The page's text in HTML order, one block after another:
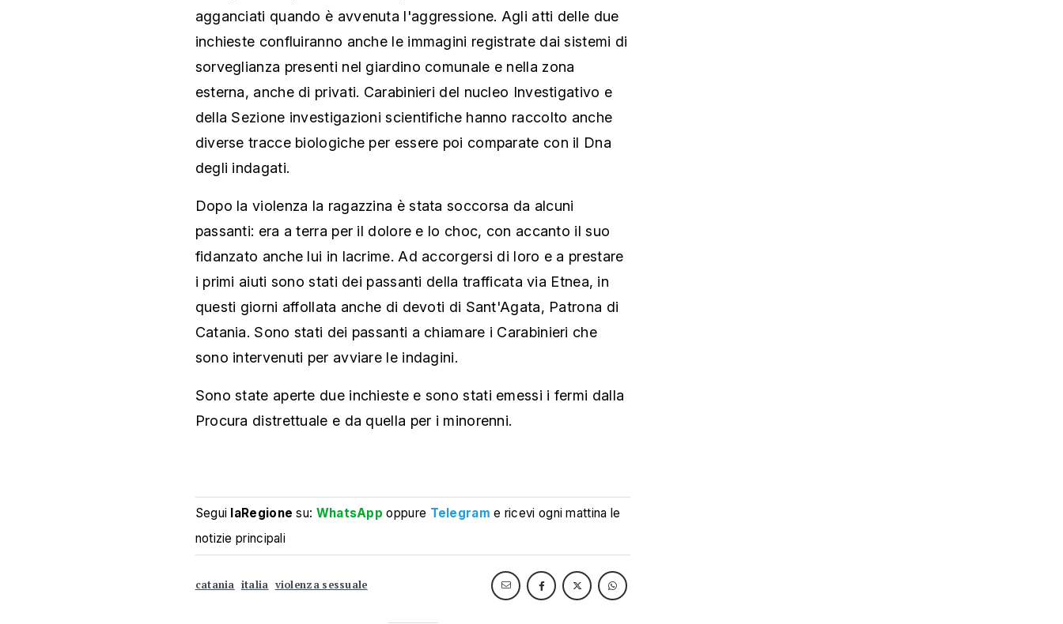
agganciati quando è avvenuta l'aggressione. Agli atti delle due
inchieste confluiranno anche le immagini registrate dai sistemi di
sorveglianza presenti nel giardino comunale e nella zona
esterna, anche di privati. Carabinieri del nucleo Investigativo e
della Sezione investigazioni scientifiche hanno raccolto anche
diverse tracce biologiche per essere poi comparate con il Dna
degli indagati.
Dopo la violenza la ragazzina è stata soccorsa da alcuni
passanti: era a terra per il dolore e lo choc, con accanto il suo
fidanzato anche lui in lacrime. Ad accorgersi di loro e a prestare
i primi aiuti sono stati dei passanti della trafficata via Etnea, in
questi giorni affollata anche di devoti di Sant'Agata, Patrona di
Catania. Sono stati dei passanti a chiamare i Carabinieri che
sono intervenuti per avviare le indagini.
Sono state aperte due inchieste e sono stati emessi i fermi dalla
Procura distrettuale e da quella per i minorenni.
Segui laRegione su: WhatsApp oppure Telegram e ricevi ogni mattina le
notizie principali
catania italia violenza sessuale